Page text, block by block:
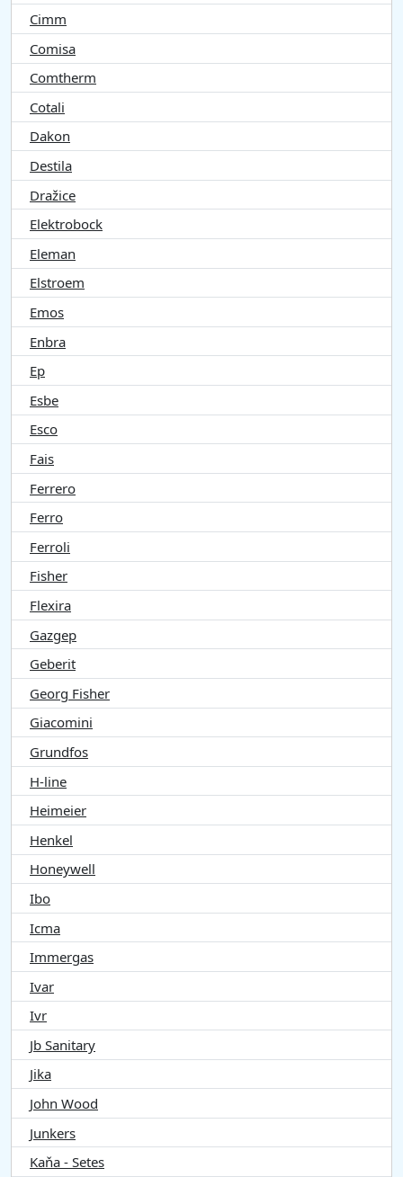
Cimm
Comisa
Comtherm
Cotali
Dakon
Destila
Dražice
Elektrobock
Eleman
Elstroem
Emos
Enbra
Ep
Esbe
Esco
Fais
Ferrero
Ferro
Ferroli
Fisher
Flexira
Gazgep
Geberit
Georg Fisher
Giacomini
Grundfos
H-line
Heimeier
Henkel
Honeywell
Ibo
Icma
Immergas
Ivar
Ivr
Jb Sanitary
Jika
John Wood
Junkers
Kaňa - Setes